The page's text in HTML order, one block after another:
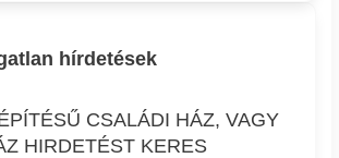
hírdetések
CSALÁDI HÁZ, VAGY
HIRDETÉST KERES